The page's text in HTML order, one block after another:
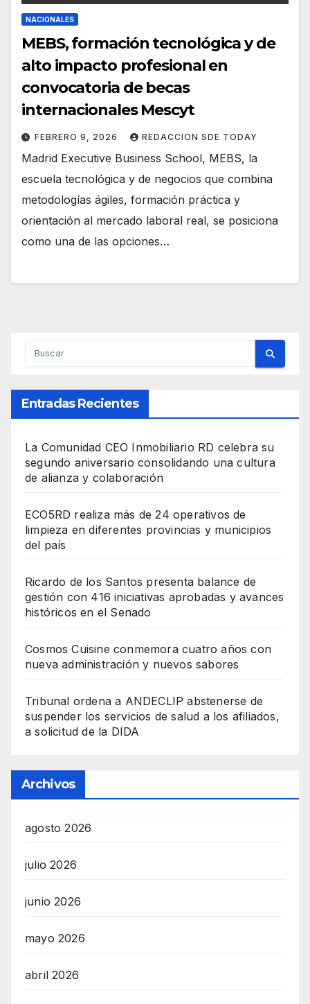
NACIONALES
MEBS, formación tecnológica y de
alto impacto profesional en
convocatoria de becas
internacionales Mescyt
FEBRERO 9, 2026 REDACCION SDE TODAY
Madrid Executive Business School, MEBS, la
escuela tecnológica y de negocios que combina
metodologías ágiles, formación práctica y
orientación al mercado laboral real, se posiciona
como una de las opciones…
Entradas Recientes
La Comunidad CEO Inmobiliario RD celebra su
segundo aniversario consolidando una cultura
de alianza y colaboración
ECO5RD realiza más de 24 operativos de
limpieza en diferentes provincias y municipios
del país
Ricardo de los Santos presenta balance de
gestión con 416 iniciativas aprobadas y avances
históricos en el Senado
Cosmos Cuisine conmemora cuatro años con
nueva administración y nuevos sabores
Tribunal ordena a ANDECLIP abstenerse de
suspender los servicios de salud a los afiliados,
a solicitud de la DIDA
Archivos
agosto 2026
julio 2026
junio 2026
mayo 2026
abril 2026